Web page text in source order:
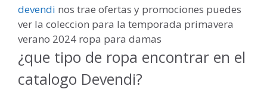
devendi nos trae ofertas y promociones puedes
ver la coleccion para la temporada primavera
verano 2024 ropa para damas
¿que tipo de ropa encontrar en el
catalogo Devendi?